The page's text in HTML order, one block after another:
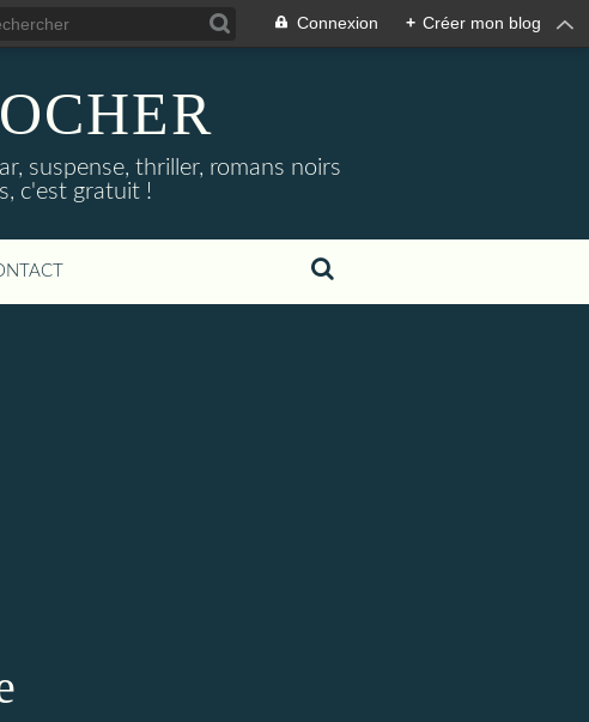
Connexion + Créer mon blog
suspense, thriller, romans noirs
c'est gratuit !